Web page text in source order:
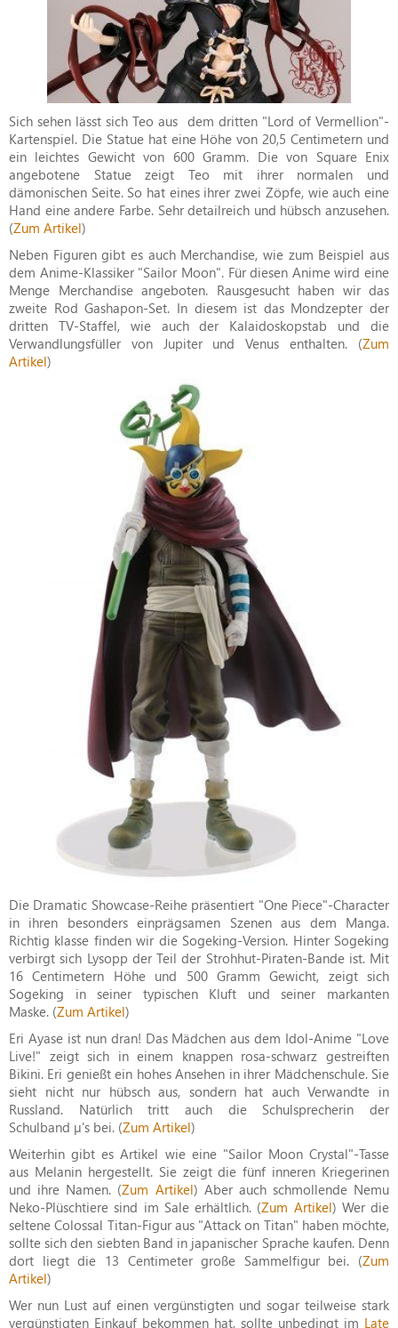
Sich sehen lässt sich Teo aus dem dritten "Lord of Vermellion"-
Kartenspiel. Die Statue hat eine Höhe von 20,5 Centimetern und
ein leichtes Gewicht von 600 Gramm. Die von Square Enix
angebotene Statue zeigt Teo mit ihrer normalen und
dämonischen Seite. So hat eines ihrer zwei Zöpfe, wie auch eine
Hand eine andere Farbe. Sehr detailreich und hübsch anzusehen.
(Zum Artikel)
Neben Figuren gibt es auch Merchandise, wie zum Beispiel aus
dem Anime-Klassiker "Sailor Moon". Für diesen Anime wird eine
Menge Merchandise angeboten. Rausgesucht haben wir das
zweite Rod Gashapon-Set. In diesem ist das Mondzepter der
dritten TV-Staffel, wie auch der Kalaidoskopstab und die
Verwandlungsfüller von Jupiter und Venus enthalten. (Zum
Artikel)
Die Dramatic Showcase-Reihe präsentiert "One Piece"-Character
in ihren besonders einprägsamen Szenen aus dem Manga.
Richtig klasse finden wir die Sogeking-Version. Hinter Sogeking
verbirgt sich Lysopp der Teil der Strohhut-Piraten-Bande ist. Mit
16 Centimetern Höhe und 500 Gramm Gewicht, zeigt sich
Sogeking in seiner typischen Kluft und seiner markanten
Maske. (Zum Artikel)
Eri Ayase ist nun dran! Das Mädchen aus dem Idol-Anime "Love
Live!" zeigt sich in einem knappen rosa-schwarz gestreiften
Bikini. Eri genießt ein hohes Ansehen in ihrer Mädchenschule. Sie
sieht nicht nur hübsch aus, sondern hat auch Verwandte in
Russland. Natürlich tritt auch die Schulsprecherin der
Schulband µ's bei. (Zum Artikel)
Weiterhin gibt es Artikel wie eine "Sailor Moon Crystal"-Tasse
aus Melanin hergestellt. Sie zeigt die fünf inneren Kriegerinen
und ihre Namen. (Zum Artikel) Aber auch schmollende Nemu
Neko-Plüschtiere sind im Sale erhältlich. (Zum Artikel) Wer die
seltene Colossal Titan-Figur aus "Attack on Titan" haben möchte,
sollte sich den siebten Band in japanischer Sprache kaufen. Denn
dort liegt die 13 Centimeter große Sammelfigur bei. (Zum
Artikel)
Wer nun Lust auf einen vergünstigten und sogar teilweise stark
vergünstigten Einkauf bekommen hat, sollte unbedingt im Late